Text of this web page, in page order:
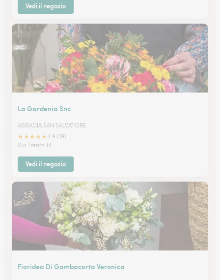
Vedi il negozio
La Gardenia Snc
ABBADIA SAN SALVATORE
★★★★★4.9 (19)
Via Trento 14
Vedi il negozio
Fioridea Di Gambacorta Veronica